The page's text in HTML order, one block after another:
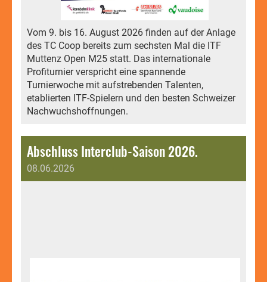
Vom 9. bis 16. August 2026 finden auf der Anlage
des TC Coop bereits zum sechsten Mal die ITF
Muttenz Open M25 statt. Das internationale
Profiturnier verspricht eine spannende
Turnierwoche mit aufstrebenden Talenten,
etablierten ITF-Spielern und den besten Schweizer
Nachwuchshoffnungen.
Abschluss Interclub-Saison 2026.
08.06.2026